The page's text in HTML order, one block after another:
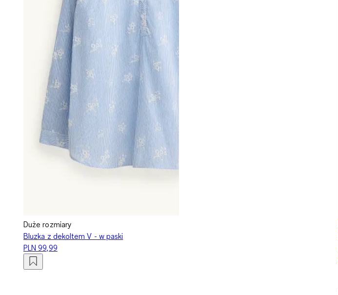
Duże rozmiary
Bluzka z dekoltem V - w paski
PLN 99,99